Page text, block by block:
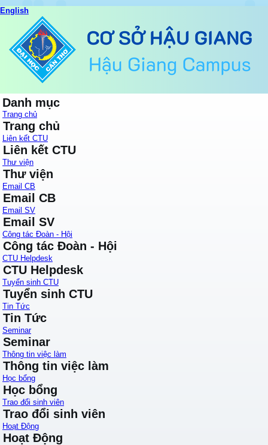
English
Danh mục
Trang chủ
Trang chủ
Liên kết CTU
Liên kết CTU
Thư viện
Thư viện
Email CB
Email CB
Email SV
Email SV
Công tác Đoàn - Hội
Công tác Đoàn - Hội
CTU Helpdesk
CTU Helpdesk
Tuyển sinh CTU
Tuyển sinh CTU
Tin Tức
Tin Tức
Seminar
Seminar
Thông tin việc làm
Thông tin việc làm
Học bổng
Học bổng
Trao đổi sinh viên
Trao đổi sinh viên
Hoạt Động
Hoạt Động